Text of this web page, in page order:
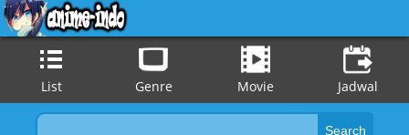
List Genre Movie Jadwal